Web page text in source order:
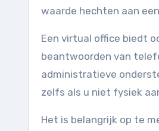
waarde hechten aan
Een virtual office biedt
beantwoorden van
administratieve
zelfs als u niet fysiek
Het is belangrijk op te